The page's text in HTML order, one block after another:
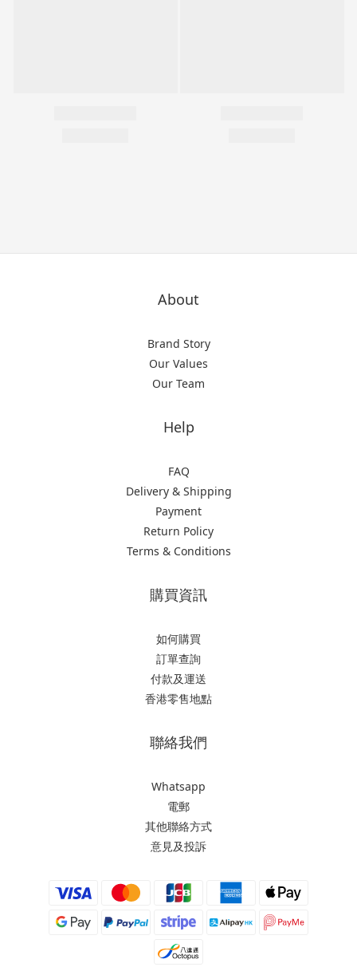
About
Brand Story
Our Values
Our Team
Help
FAQ
Delivery & Shipping
Payment
Return Policy
Terms & Conditions
購買資訊
如何購買
訂單查詢
付款及運送
香港零售地點
聯絡我們
Whatsapp
電郵
其他聯絡方式
意見及投訴